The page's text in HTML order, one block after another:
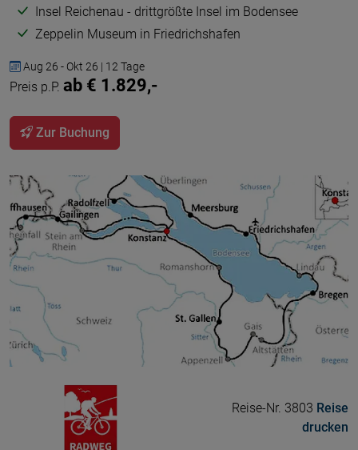
Insel Reichenau - drittgrößte Insel im Bodensee
Zeppelin Museum in Friedrichshafen
Aug 26 - Okt 26 | 12 Tage
Preis p.P. ab € 1.829,-
Zur Buchung
Reise-Nr. 3803 Reise
drucken